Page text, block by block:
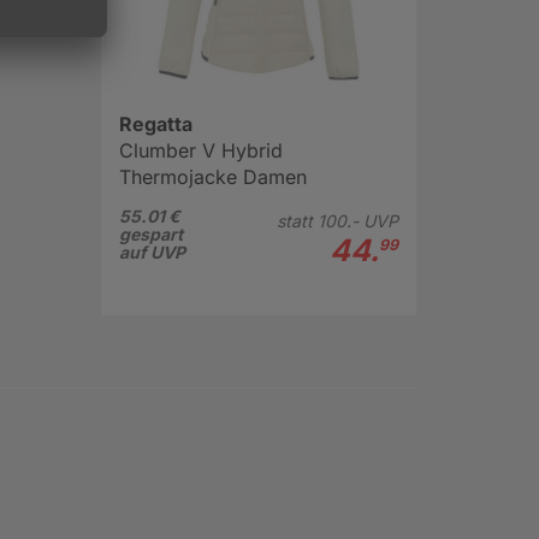
Regatta
Clumber V Hybrid
Thermojacke Damen
55.01 €
gespart
auf UVP
statt 100.-UVP
44.99